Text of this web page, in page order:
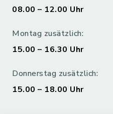
08.00 – 12.00 Uhr
Montag zusätzlich:
15.00 – 16.30 Uhr
Donnerstag zusätzlich:
15.00 – 18.00 Uhr